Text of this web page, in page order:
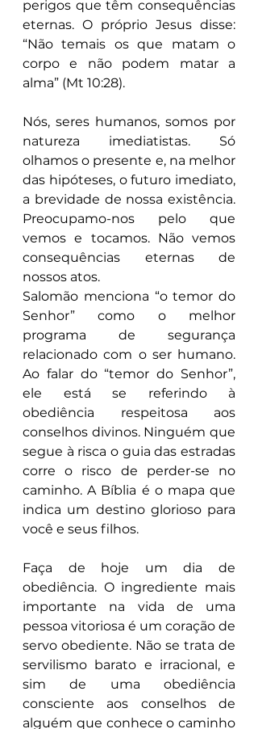
perigos que têm consequências
eternas. O próprio Jesus disse:
“Não temais os que matam o
corpo e não podem matar a
alma” (Mt 10:28).
Nós, seres humanos, somos por
natureza imediatistas. Só
olhamos o presente e, na melhor
das hipóteses, o futuro imediato,
a brevidade de nossa existência.
Preocupamo-nos pelo que
vemos e tocamos. Não vemos
consequências eternas de
nossos atos.
Salomão menciona “o temor do
Senhor” como o melhor
programa de segurança
relacionado com o ser humano.
Ao falar do “temor do Senhor”,
ele está se referindo à
obediência respeitosa aos
conselhos divinos. Ninguém que
segue à risca o guia das estradas
corre o risco de perder-se no
caminho. A Bíblia é o mapa que
indica um destino glorioso para
você e seus filhos.
Faça de hoje um dia de
obediência. O ingrediente mais
importante na vida de uma
pessoa vitoriosa é um coração de
servo obediente. Não se trata de
servilismo barato e irracional, e
sim de uma obediência
consciente aos conselhos de
alguém que conhece o caminho